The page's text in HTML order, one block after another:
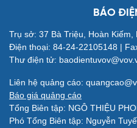
Nghệ sĩ
Thời trang
BÁO
Trụ sở: 37 Bà Triệu, Hoàn Kiếm,
Điện thoại: 84-24-22105148 |
Thư điện tử:
Liên hệ quảng cáo:
Báo giá quảng cáo
Tổng Biên tập: NGÔ THIỆU
Phó Tổng Biên tập: Nguyễn